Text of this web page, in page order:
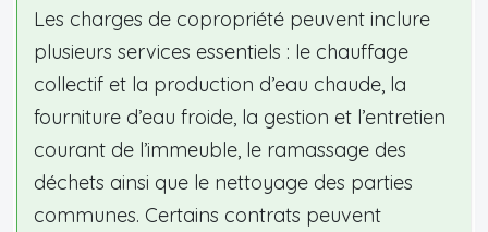
Les charges de copropriété peuvent inclure
plusieurs services essentiels : le chauffage
collectif et la production d’eau chaude, la
fourniture d’eau froide, la gestion et l’entretien
courant de l’immeuble, le ramassage des
déchets ainsi que le nettoyage des parties
communes. Certains contrats peuvent